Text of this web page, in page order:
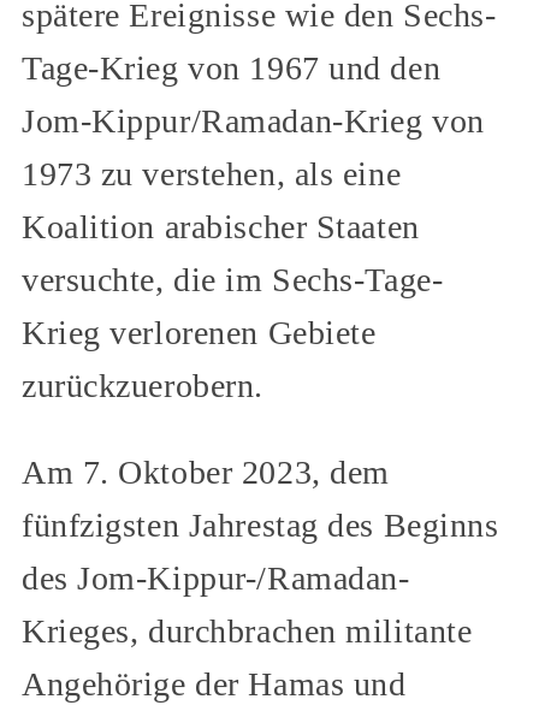
spätere Ereignisse wie den Sechs-
Tage-Krieg von 1967 und den
Jom-Kippur/Ramadan-Krieg von
1973 zu verstehen, als eine
Koalition arabischer Staaten
versuchte, die im Sechs-Tage-
Krieg verlorenen Gebiete
zurückzuerobern.
Am 7. Oktober 2023, dem
fünfzigsten Jahrestag des Beginns
des Jom-Kippur-/Ramadan-
Krieges, durchbrachen militante
Angehörige der Hamas und